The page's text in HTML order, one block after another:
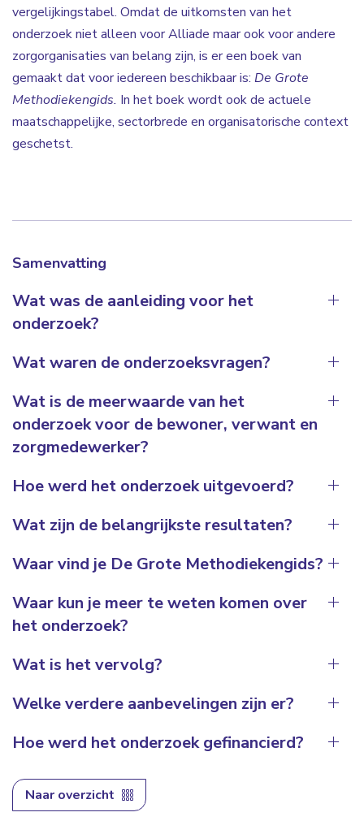
Deze website maakt gebruik van cookies
personaliseren, om functies voor social media te bieden
informatie over uw gebruik van onze site met onze
partners voor social media, adverteren en analyse. Deze
vergelijkingstabel. Omdat de uitkomsten van het
onderzoek niet alleen voor Alliade maar ook voor andere
zorgorganisaties van belang zijn, is er een boek van
gemaakt dat voor iedereen beschikbaar is: De Grote
Methodiekengids. In het boek wordt ook de actuele
maatschappelijke, sectorbrede en organisatorische context
geschetst.
Samenvatting
Wat was de aanleiding voor het
onderzoek?
Wat waren de onderzoeksvragen?
Wat is de meerwaarde van het
onderzoek voor de bewoner, verwant en
zorgmedewerker?
Hoe werd het onderzoek uitgevoerd?
Wat zijn de belangrijkste resultaten?
Waar vind je De Grote Methodiekengids?
Waar kun je meer te weten komen over
het onderzoek?
Wat is het vervolg?
Welke verdere aanbevelingen zijn er?
Hoe werd het onderzoek gefinancierd?
Naar overzicht